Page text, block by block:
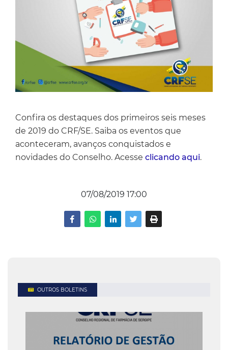
Confira os destaques dos primeiros seis meses
de 2019 do CRF/SE. Saiba os eventos que
aconteceram, avanços conquistados e
novidades do Conselho. Acesse clicando aqui.
07/08/2019 17:00
OUTROS BOLETINS